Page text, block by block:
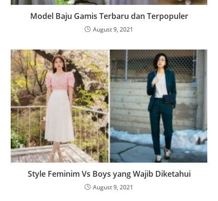
Model Baju Gamis Terbaru dan Terpopuler
August 9, 2021
Style Feminim Vs Boys yang Wajib Diketahui
August 9, 2021